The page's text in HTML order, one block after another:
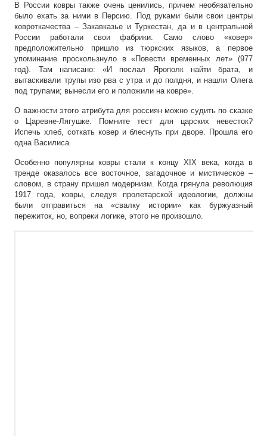
В России ковры также очень ценились, причем необязательно
было ехать за ними в Персию. Под руками были свои центры
ковроткачества – Закавказье и Туркестан, да и в центральной
России работали свои фабрики. Само слово «ковер»
предположительно пришло из тюркских языков, а первое
упоминание проскользнуло в «Повести временных лет» (977
год). Там написано: «И послал Ярополк найти брата, и
вытаскивали трупы изо рва с утра и до полдня, и нашли Олега
под трупами; вынесли его и положили на ковре».
О важности этого атрибута для россиян можно судить по сказке
о Царевне-Лягушке. Помните тест для царских невесток?
Испечь хлеб, соткать ковер и блеснуть при дворе. Прошла его
одна Василиса.
Особенно популярны ковры стали к концу XIX века, когда в
тренде оказалось все восточное, загадочное и мистическое –
словом, в страну пришел модернизм. Когда грянула революция
1917 года, ковры, следуя пролетарской идеологии, должны
были отправиться на «свалку истории» как буржуазный
пережиток, но, вопреки логике, этого не произошло.